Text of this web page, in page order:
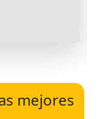
mejores